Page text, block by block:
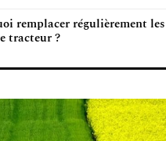
remplacer régulièrement
tracteur ?